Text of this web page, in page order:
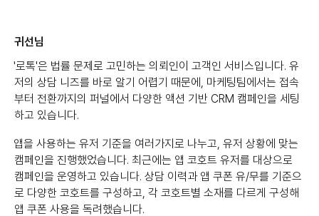
귀선님
'로톡'은 법률 문제로 고민하는 의뢰인이 고객인 서비스입니다. 유
저의 상담 니즈를 바로 알기 어렵기 때문에, 마케팅팀에서는 접속
부터 전환까지의 퍼널에서 다양한 액션 기반 CRM 캠페인을 세팅
하고 있습니다.
앱을 사용하는 유저 기준을 여러가지로 나누고, 유저 상황에 맞는
캠페인을 진행했었습니다. 최근에는 앱 코호트 유저를 대상으로
캠페인을 운영하고 있습니다. 상담 이력과 앱 쿠폰 유/무를 기준으
로 다양한 코호트를 구성하고, 각 코호트별 소재를 다르게 구성해
앱 쿠폰 사용을 독려했습니다.